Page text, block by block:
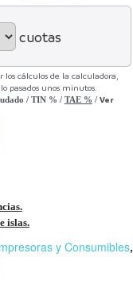
cuotas
los cálculos de la calculadora,
pasados unos minutos.
/ TIN % / TAE % / Ver
islas.
y Consumibles,